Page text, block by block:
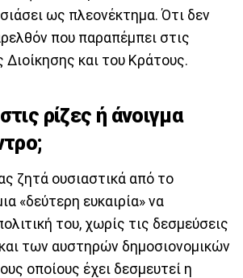
ως πλεονέκτημα. Ότι δεν
που παραπέμπει στις
Διοίκησης και του Κράτους.
ρίζες ή άνοιγμα
ζητά ουσιαστικά από το
«δεύτερη ευκαιρία» να
του, χωρίς τις δεσμεύσεις
των αυστηρών δημοσιονομικών
οποίους έχει δεσμευτεί η